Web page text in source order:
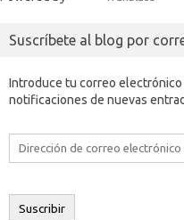
Suscríbete al blog por
Introduce tu correo
notificaciones de nuevas
Dirección
electrónico
Suscribir